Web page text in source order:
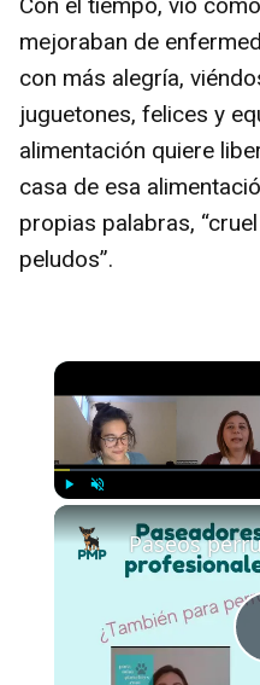
Con el tiempo, vio
mejoraban de
con más alegría,
juguetones, felices y
alimentación quiere
casa de esa
propias palabras,
peludos”.